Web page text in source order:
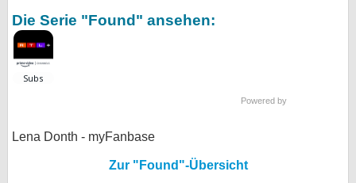
Die Serie "Found" ansehen:
Powered by
Lena Donth - myFanbase
Zur "Found"-Übersicht